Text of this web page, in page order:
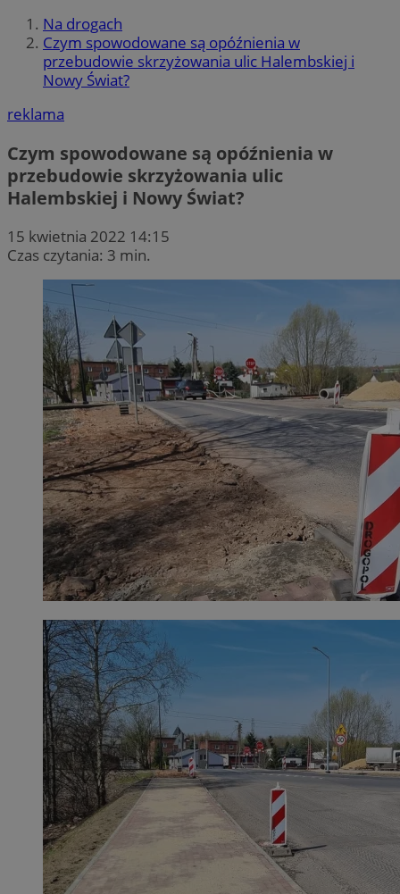
Na drogach
Czym spowodowane są opóźnienia w
przebudowie skrzyżowania ulic Halembskiej i
Nowy Świat?
reklama
Czym spowodowane są opóźnienia w
przebudowie skrzyżowania ulic
Halembskiej i Nowy Świat?
15 kwietnia 2022 14:15
Czas czytania: 3 min.